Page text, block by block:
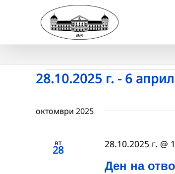
Събития
28.10.2025 г. - 6 април
date.
октомври 2025
вт
28
Ден на
28.10.2025 г. @